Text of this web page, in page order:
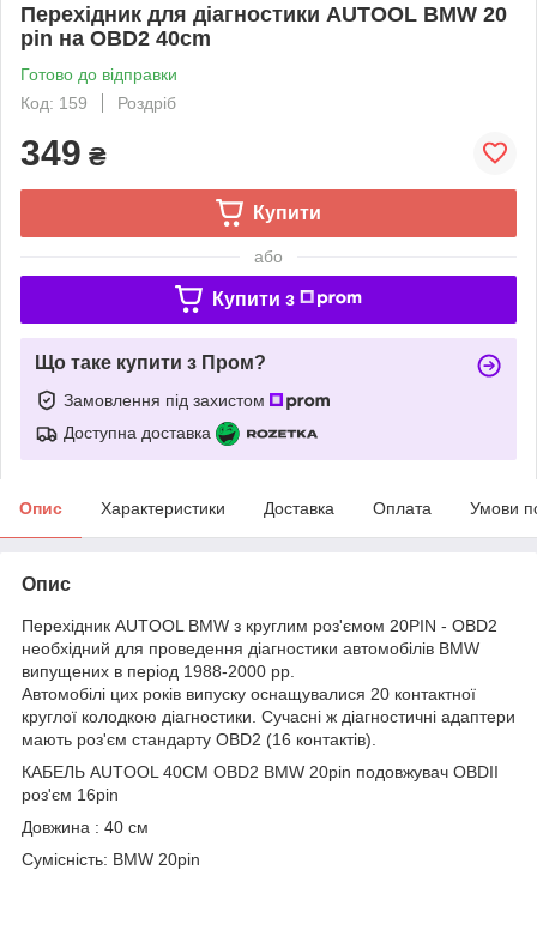
Перехідник для діагностики AUTOOL BMW 20
pin на OBD2 40cm
Готово до відправки
Код: 159
Роздріб
349 ₴
Купити
або
Купити з
Що таке купити з Пром?
Замовлення під захистом
Доступна доставка
Опис Характеристики Доставка Оплата Умови
Опис
Перехідник AUTOOL BMW з круглим роз'ємом 20PIN - OBD2
необхідний для проведення діагностики автомобілів BMW
випущених в період 1988-2000 рр.
Автомобілі цих років випуску оснащувалися 20 контактної
круглої колодкою діагностики. Сучасні ж діагностичні адаптери
мають роз'єм стандарту OBD2 (16 контактів).
КАБЕЛЬ AUTOOL 40CM OBD2 BMW 20pin подовжувач OBDII
роз'єм 16pin
Довжина : 40 см
Сумісність: BMW 20pin